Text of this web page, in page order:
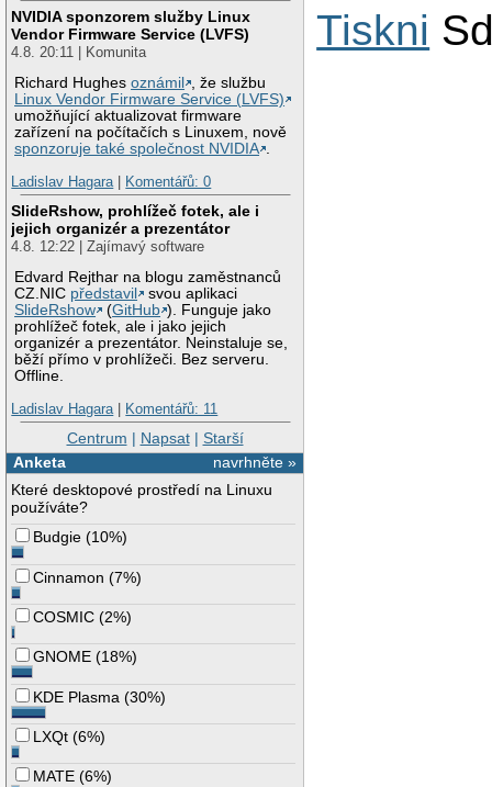
NVIDIA sponzorem služby Linux
Vendor Firmware Service (LVFS)
4.8. 20:11 | Komunita
Richard Hughesoznámil
, že službu
Linux Vendor Firmware Service (LVFS)
umožňující aktualizovat firmware
zařízení na počítačích s Linuxem, nově
sponzoruje také společnost NVIDIA .
Ladislav Hagara| Komentářů: 0
SlideRshow, prohlížeč fotek, ale i
jejich organizér a prezentátor
4.8. 12:22 | Zajímavý software
Edvard Rejthar na blogu zaměstnanců
CZ.NIC představil
svou aplikaci
SlideRshow
(GitHub ). Funguje jako
prohlížeč fotek, ale i jako jejich
organizér a prezentátor. Neinstaluje se,
běží přímo v prohlížeči. Bez serveru.
Offline.
Ladislav Hagara| Komentářů: 11
Centrum | Napsat| Starší
navrhněte »
Anketa
Které desktopové prostředí na Linuxu
používáte?
Budgie (10%)
Cinnamon (7%)
COSMIC (2%)
GNOME (18%)
KDE Plasma (30%)
LXQt (6%)
MATE (6%)
Tiskni